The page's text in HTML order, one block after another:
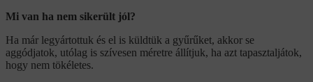
Mi van ha nem sikerült jól?
Ha már legyártottuk és el is küldtük a gyűrűket, akkor se
aggódjatok, utólag is szívesen méretre állítjuk, ha azt tapasztaljátok,
hogy nem tökéletes.